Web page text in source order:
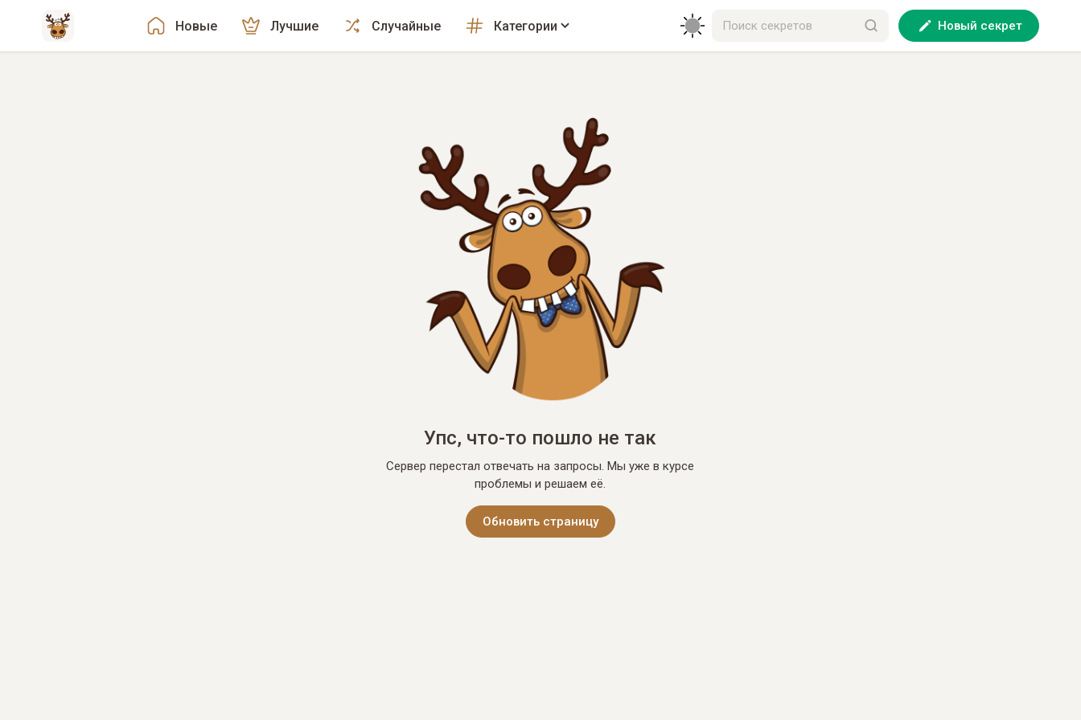
Новые Лучшие Случайные Категории Новый секрет
Упс, что-то пошло не так
Сервер перестал отвечать на запросы. Мы уже в курсе
проблемы и решаем её.
Обновить страницу